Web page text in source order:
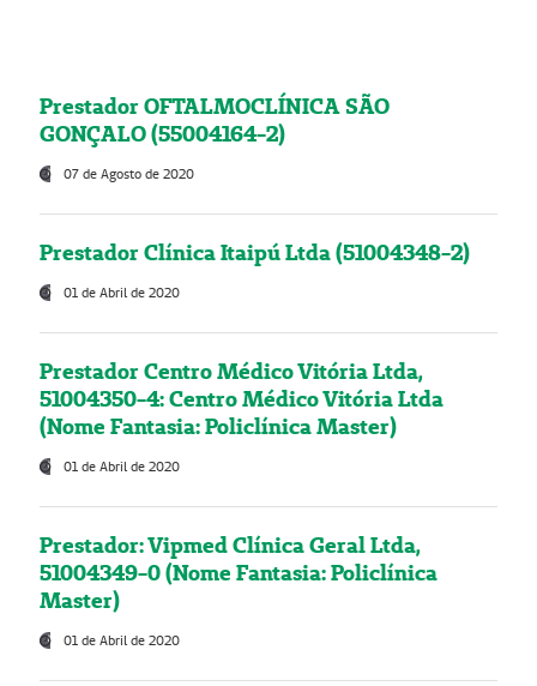
Prestador OFTALMOCLÍNICA SÃO
GONÇALO (55004164-2)
07 de Agosto de 2020
Prestador Clínica Itaipú Ltda (51004348-2)
01 de Abril de 2020
Prestador Centro Médico Vitória Ltda,
51004350-4: Centro Médico Vitória Ltda
(Nome Fantasia: Policlínica Master)
01 de Abril de 2020
Prestador: Vipmed Clínica Geral Ltda,
51004349-0 (Nome Fantasia: Policlínica
Master)
01 de Abril de 2020